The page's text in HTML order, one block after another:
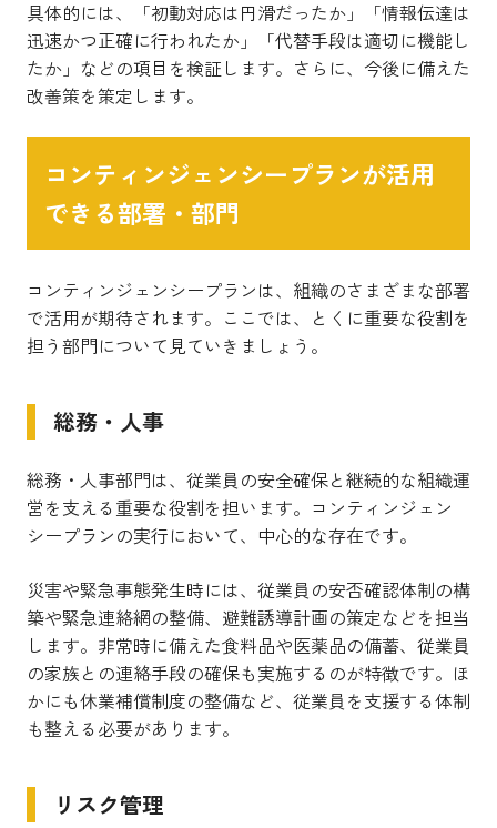
具体的には、「初動対応は円滑だったか」「情報伝達は
迅速かつ正確に行われたか」「代替手段は適切に機能し
たか」などの項目を検証します。さらに、今後に備えた
改善策を策定します。
コンティンジェンシープランが活用
できる部署・部門
コンティンジェンシープランは、組織のさまざまな部署
で活用が期待されます。ここでは、とくに重要な役割を
担う部門について見ていきましょう。
総務・人事
総務・人事部門は、従業員の安全確保と継続的な組織運
営を支える重要な役割を担います。コンティンジェン
シープランの実行において、中心的な存在です。
災害や緊急事態発生時には、従業員の安否確認体制の構
築や緊急連絡網の整備、避難誘導計画の策定などを担当
します。非常時に備えた食料品や医薬品の備蓄、従業員
の家族との連絡手段の確保も実施するのが特徴です。ほ
かにも休業補償制度の整備など、従業員を支援する体制
も整える必要があります。
リスク管理